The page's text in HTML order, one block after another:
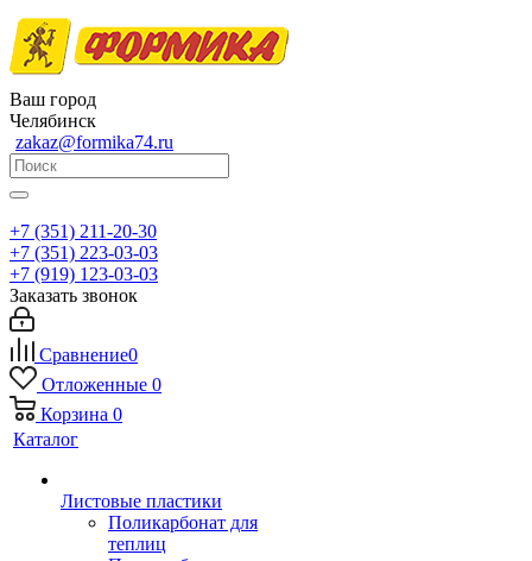
Ваш город
Челябинск
zakaz@formika74.ru
+7 (351) 211-20-30
+7 (351) 223-03-03
+7 (919) 123-03-03
Заказать звонок
Сравнение0
Отложенные 0
Корзина 0
Каталог
Листовые пластики
Поликарбонат для
теплиц